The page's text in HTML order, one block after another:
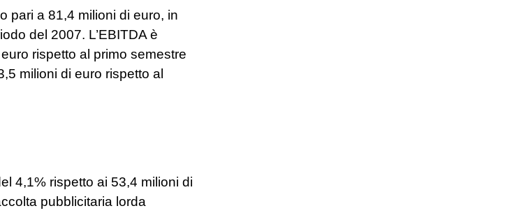
pari a 81,4 milioni di euro, in
del 2007. L’EBITDA è
rispetto al primo semestre
milioni di euro rispetto al
4,1% rispetto ai 53,4 milioni di
pubblicitaria lorda